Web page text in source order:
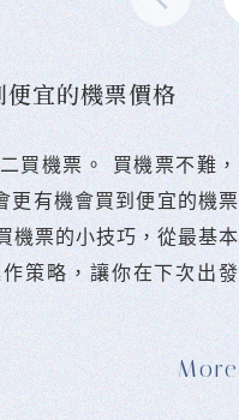
宜的機票價格
買機票。 󠀠買機票不難，
更有機會買到便宜的機票
機票的小技巧，從最基本
策略，讓你在下次出發